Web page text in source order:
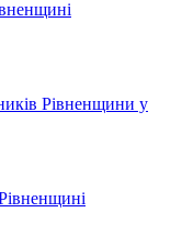
Рівненщини у